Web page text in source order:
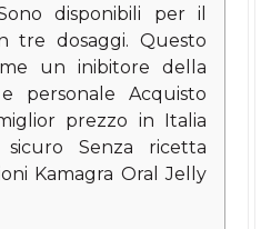
disponibili per il
tre dosaggi. Questo
un inibitore della
personale Acquisto
prezzo in Italia
sicuro Senza ricetta
Kamagra Oral Jelly